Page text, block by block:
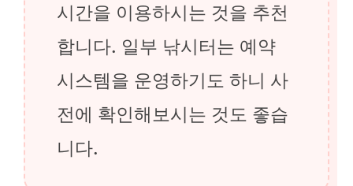
시간을 이용하시는 것을 추천
합니다. 일부 낚시터는 예약
시스템을 운영하기도 하니 사
전에 확인해보시는 것도 좋습
니다.